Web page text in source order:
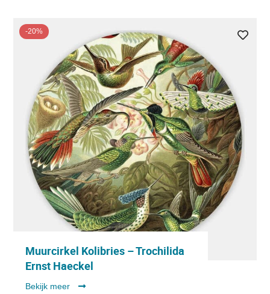
-20%
Muurcirkel Kolibries – Trochilida
Ernst Haeckel
Bekijk meer